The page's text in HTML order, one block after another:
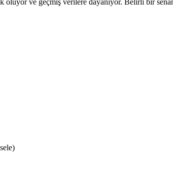
oluyor ve geçmiş verilere dayanıyor. Belirli bir